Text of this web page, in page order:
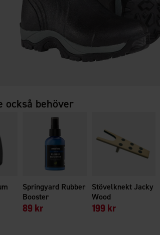
också behöver
Springyard Rubber
Booster
89 kr
Stövelknekt Jacky
Wood
199 kr